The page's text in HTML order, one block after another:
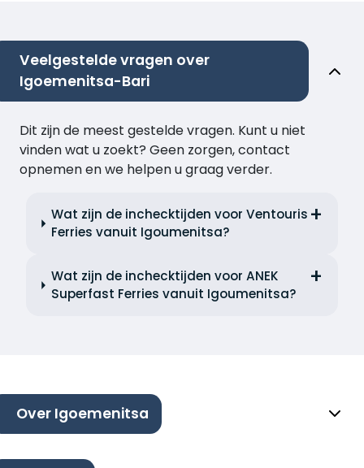
Veelgestelde vragen over
Igoemenitsa-Bari
Dit zijn de meest gestelde vragen. Kunt u niet
vinden wat u zoekt? Geen zorgen, contact
opnemen en we helpen u graag verder.
Wat zijn de inchecktijden voor Ventouris
Ferries vanuit Igoumenitsa?
Wat zijn de inchecktijden voor ANEK
Superfast Ferries vanuit Igoumenitsa?
Over Igoemenitsa